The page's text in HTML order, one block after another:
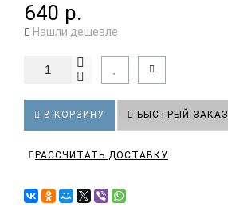
640 р.
Нашли дешевле
В КОРЗИНУ БЫСТРЫЙ ЗАКАЗ
РАССЧИТАТЬ ДОСТАВКУ